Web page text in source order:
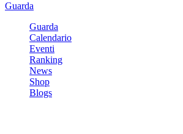
Guarda
Guarda
Calendario
Eventi
Ranking
News
Shop
Blogs